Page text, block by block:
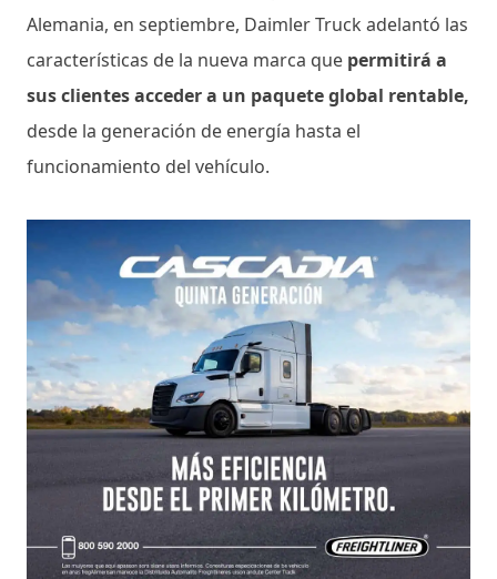
Alemania, en septiembre, Daimler Truck adelantó las
características de la nueva marca que permitirá a
sus clientes acceder a un paquete global rentable,
desde la generación de energía hasta el
funcionamiento del vehículo.